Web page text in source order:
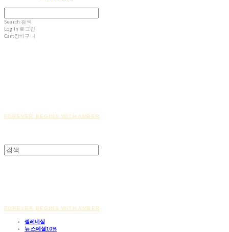
Search 검색
Log In 로그인
Cart장바구니
FOREVER BEGINS WITH AMBER
FOREVER BEGINS WITH AMBER
셀레네실
뉴 스페셜10%